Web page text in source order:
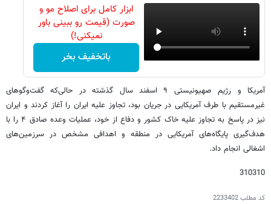
ابزار کامل برای اصلاح مو و
صورت (قیمت رو ببینی باور
نمیکنی!)
باتخفیف بخر
آمریکا و رژیم صهیونیستی ۹ اسفند سال گذشته در حالی‌که گفت‌وگوهای
غیرمستقیم با طرف آمریکایی در جریان بود، تجاوز علیه ایران را آغاز کردند و ایران
نیز در پاسخ به تجاوز علیه خاک کشور و دفاع از خود، عملیات وعده صادق ۴ را با
هدف‌گیری پایگاه‌های آمریکایی در منطقه و اهدافی مشخص در سرزمین‌های
اشغالی انجام داد.
310310
کد مطلب2233402